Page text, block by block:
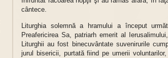
cântece.
Liturghia solemnă a hramului a început
Preafericirea Sa, patriarh emerit al
Liturghii au fost binecuvântate suvenirurile
jurul bisericii, purtată fiind pe umerii